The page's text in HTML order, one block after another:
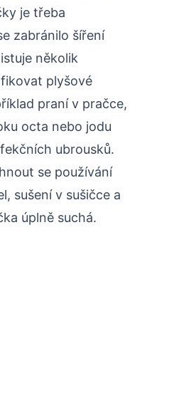
je třeba
zabránilo šíření
několik
plyšové
praní v pračce,
octa nebo jodu
ubrousků.
se používání
sušení v sušičce a
úplně suchá.